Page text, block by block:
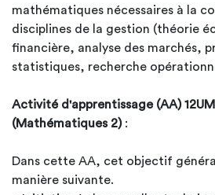
mathématiques nécessaires à la
disciplines de la gestion (théorie
financière, analyse des marchés,
statistiques, recherche
Activité d'apprentissage (AA)
(Mathématiques 2):
Dans cette AA, cet objectif
manière suivante.